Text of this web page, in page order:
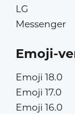
LG
Messenger
Emoji-
Emoji 18.0
Emoji 17.0
Emoji 16.0